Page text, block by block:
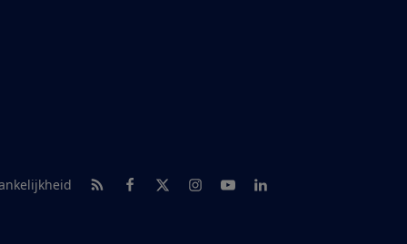
RSS-feed nieuws
Facebook
TwitterInstagram
YoutubeLinkedIn